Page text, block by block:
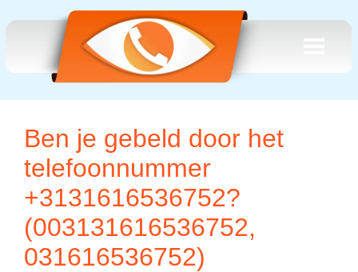
Ben je gebeld door het
telefoonnummer
+3131616536752?
(003131616536752,
031616536752)